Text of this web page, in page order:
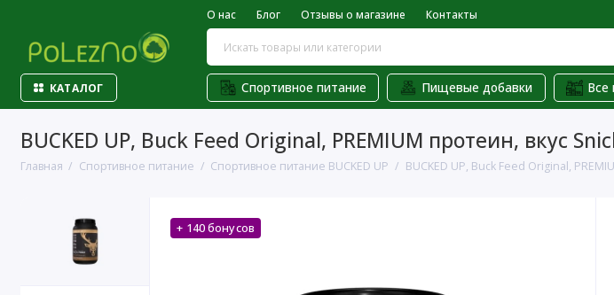
О нас Блог Отзывы о магазине Контакты
КАТАЛОГ Спортивное питание Пищевые добавки Все
BUCKED UP, Buck Feed Original, PREMIUM протеин, вкус
Главная Спортивное питание Спортивное питание BUCKED UP BUCKED UP, Buck Feed Original,
+ 140 бонусов